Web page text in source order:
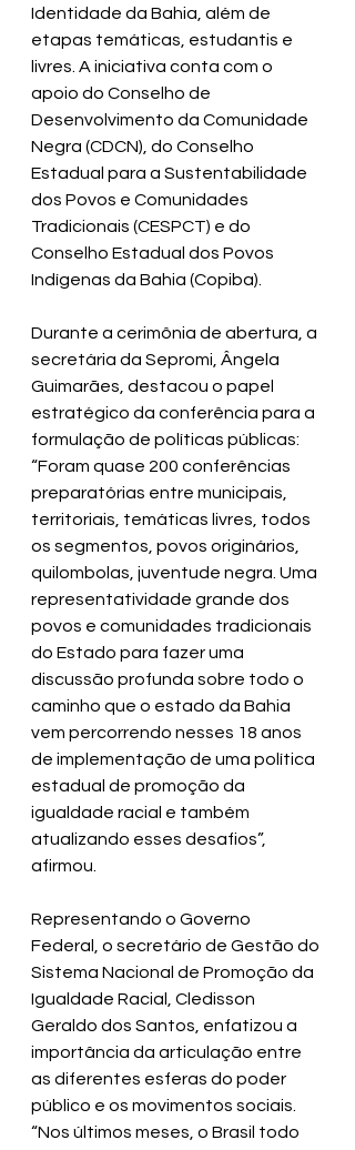
Identidade da Bahia, além de
etapas temáticas, estudantis e
livres. A iniciativa conta com o
apoio do Conselho de
Desenvolvimento da Comunidade
Negra (CDCN), do Conselho
Estadual para a Sustentabilidade
dos Povos e Comunidades
Tradicionais (CESPCT) e do
Conselho Estadual dos Povos
Indígenas da Bahia (Copiba).
Durante a cerimônia de abertura, a
secretária da Sepromi, Ângela
Guimarães, destacou o papel
estratégico da conferência para a
formulação de políticas públicas:
“Foram quase 200 conferências
preparatórias entre municipais,
territoriais, temáticas livres, todos
os segmentos, povos originários,
quilombolas, juventude negra. Uma
representatividade grande dos
povos e comunidades tradicionais
do Estado para fazer uma
discussão profunda sobre todo o
caminho que o estado da Bahia
vem percorrendo nesses 18 anos
de implementação de uma política
estadual de promoção da
igualdade racial e também
atualizando esses desafios”,
afirmou.
Representando o Governo
Federal, o secretário de Gestão do
Sistema Nacional de Promoção da
Igualdade Racial, Cledisson
Geraldo dos Santos, enfatizou a
importância da articulação entre
as diferentes esferas do poder
público e os movimentos sociais.
“Nos últimos meses, o Brasil todo